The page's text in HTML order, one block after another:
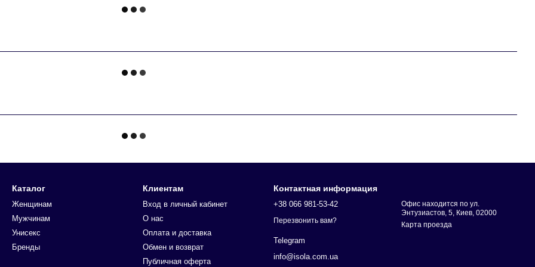
Каталог
Женщинам
Мужчинам
Унисекс
Бренды
Клиентам
Вход в личный кабинет
О нас
Оплата и доставка
Обмен и возврат
Публичная оферта
Контактная информация
+38 066 981-53-42
Перезвонить вам?
Telegram
info@isola.com.ua
Офис находится по ул.
Энтузиастов, 5, Киев, 02000
Карта проезда